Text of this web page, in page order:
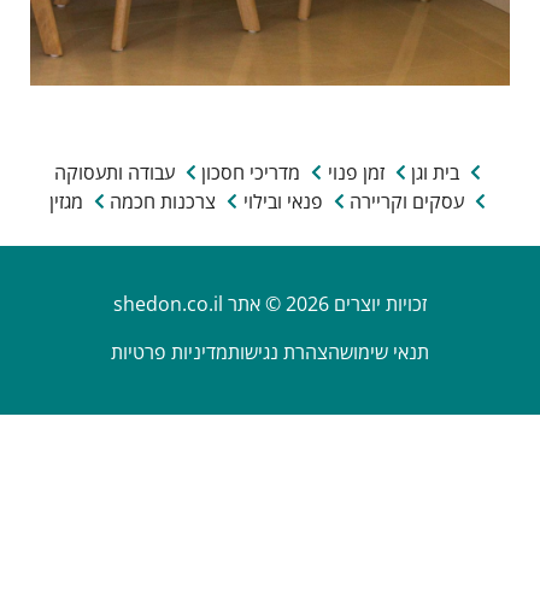
בית וגן זמן פנוי מדריכי חסכון
עבודה ותעסוקה
עסקים וקריירה
פנאי ובילוי צרכנות חכמה מגזין
זכויות יוצרים 2026 © אתר shedon.co.il
תנאי שימושהצהרת נגישותמדיניות פרטיות